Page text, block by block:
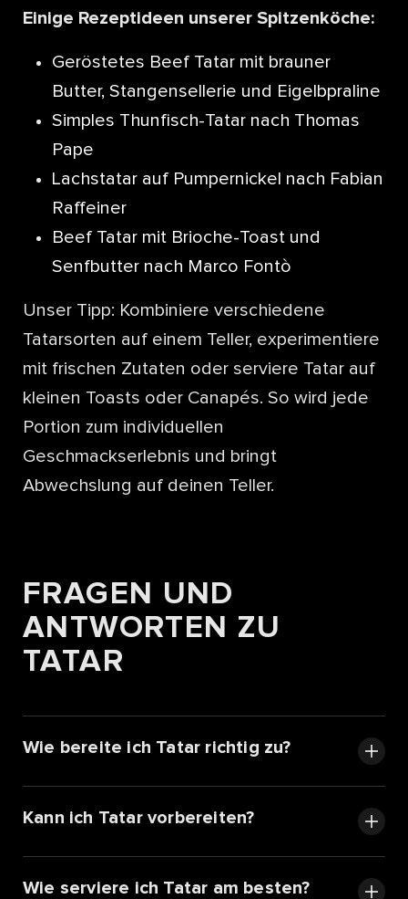
Einige Rezeptideen unserer Spitzenköche:
Geröstetes Beef Tatar mit brauner
Butter, Stangensellerie und Eigelbpraline
Simples Thunfisch-Tatar nach Thomas
Pape
Lachstatar auf Pumpernickel nach Fabian
Raffeiner
Beef Tatar mit Brioche-Toast und
Senfbutter nach Marco Fontò
Unser Tipp: Kombiniere verschiedene
Tatarsorten auf einem Teller, experimentiere
mit frischen Zutaten oder serviere Tatar auf
kleinen Toasts oder Canapés. So wird jede
Portion zum individuellen
Geschmackserlebnis und bringt
Abwechslung auf deinen Teller.
FRAGEN UND
ANTWORTEN ZU
TATAR
Wie bereite ich Tatar richtig zu?
Kann ich Tatar vorbereiten?
Wie serviere ich Tatar am besten?